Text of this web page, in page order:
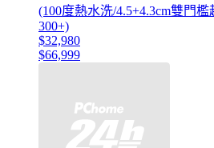
(100度熱水洗/4.5+4.3cm雙門檻
300+)
$32,980
$66,999